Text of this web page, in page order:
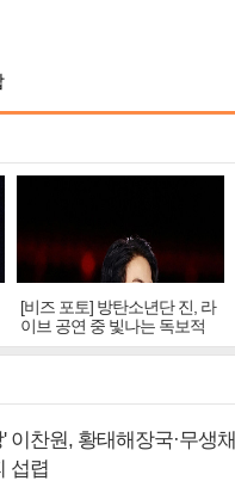
[비즈 포토] 방탄소년단 진, 라
이브 공연 중 빛나는 독보적
아우라
이찬원, 황태해장국·무생
섭렵